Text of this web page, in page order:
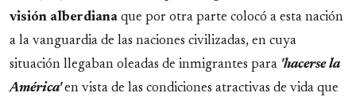
visión alberdiana que por otra parte colocó a esta nación
a la vanguardia de las naciones civilizadas, en cuya
situación llegaban oleadas de inmigrantes para 'hacerse la
América'en vista de las condiciones atractivas de vida que